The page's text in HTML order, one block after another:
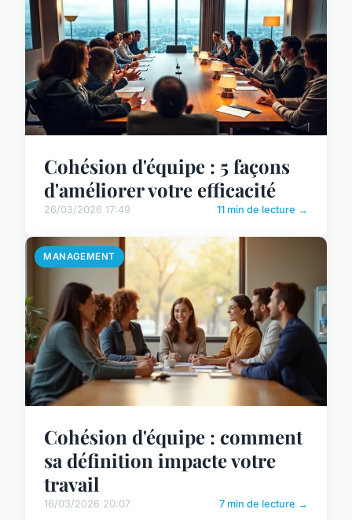
Cohésion d'équipe : 5 façons
d'améliorer votre efficacité
26/03/2026 17:49 11 min de lecture →
MANAGEMENT
Cohésion d'équipe : comment
sa définition impacte votre
travail
16/03/2026 20:07 7 min de lecture →